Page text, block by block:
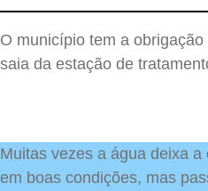
O município tem a
saia da estação de
Muitas vezes a água deixa
em boas condições, mas